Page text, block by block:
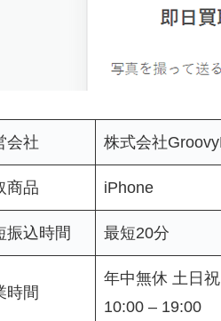
会社 株式会社
商品 iPhone
振込時間 最短20分
時間
年中無休 土日
10:00 – 19:00